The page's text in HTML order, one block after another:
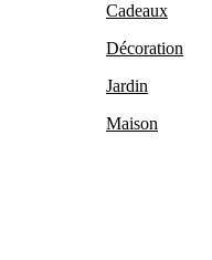
Cadeaux
Décoration
Jardin
Maison